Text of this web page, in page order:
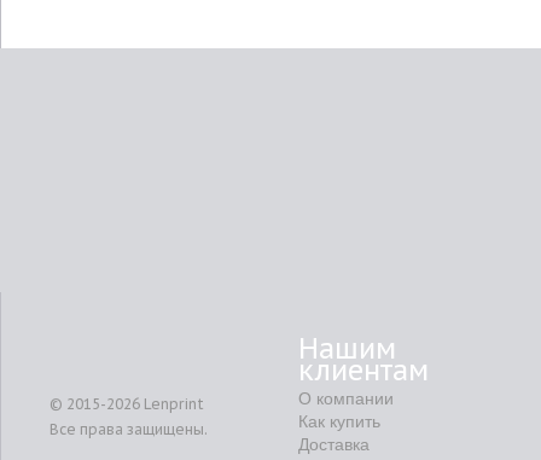
© 2015-2026 Lenprint
Все права защищены.
Нашим
клиентам
О компании
Как купить
Доставка